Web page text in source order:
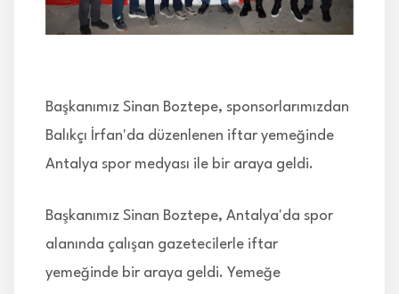
Başkanımız Sinan Boztepe, sponsorlarımızdan
Balıkçı İrfan'da düzenlenen iftar yemeğinde
Antalya spor medyası ile bir araya geldi.
Başkanımız Sinan Boztepe, Antalya'da spor
alanında çalışan gazetecilerle iftar
yemeğinde bir araya geldi. Yemeğe